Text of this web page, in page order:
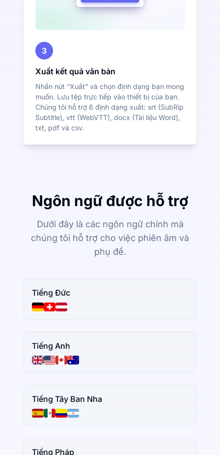
3
Xuất kết quả văn bản
Nhấn nút “Xuất” và chọn định dạng bạn mong
muốn. Lưu tệp trực tiếp vào thiết bị của bạn.
Chúng tôi hỗ trợ 6 định dạng xuất: srt (SubRip
Subtitle), vtt (WebVTT), docx (Tài liệu Word),
txt, pdf và csv.
Ngôn ngữ được hỗ trợ
Dưới đây là các ngôn ngữ chính mà
chúng tôi hỗ trợ cho việc phiên âm và
phụ đề.
Tiếng Đức
Tiếng Anh
Tiếng Tây Ban Nha
Tiếng Pháp